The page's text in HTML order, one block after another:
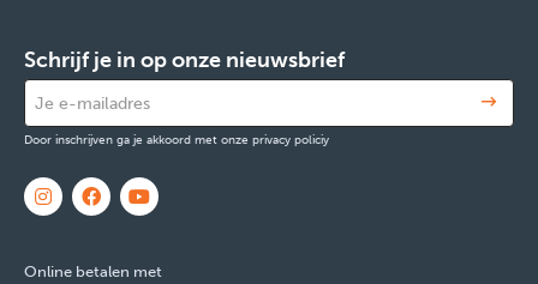
Schrijf je in op onze nieuwsbrief
Door inschrijven ga je akkoord met onze privacy policiy
Online betalen met